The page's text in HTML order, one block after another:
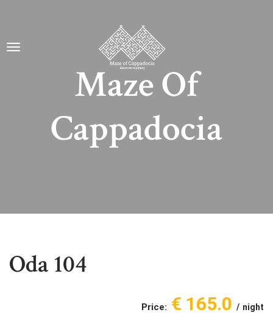
Maze Of
Cappadocia
Oda 104
Price: € 165.0 night